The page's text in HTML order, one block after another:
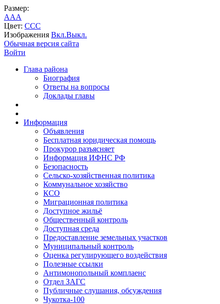
Размер:
AAA
Цвет: CCC
Изображения Вкл.Выкл.
Обычная версия сайта
Войти
Глава района
Биография
Ответы на вопросы
Доклады главы
Информация
Объявления
Бесплатная юридическая помощь
Прокурор разъясняет
Информация ИФНС РФ
Безопасность
Сельско-хозяйственная политика
Коммунальное хозяйство
КСО
Миграционная политика
Доступное жильё
Общественный контроль
Доступная среда
Предоставление земельных участков
Муниципальный контроль
Оценка регулирующего воздействия
Полезные ссылки
Антимонопольный комплаенс
Отдел ЗАГС
Публичные слушания, обсуждения
Чукотка-100